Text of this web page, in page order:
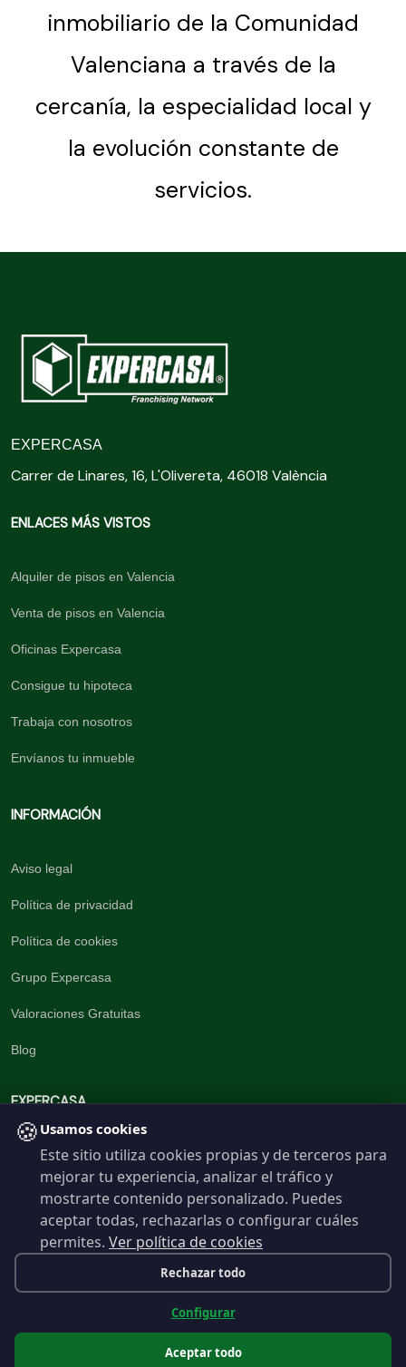
inmobiliario de la Comunidad
Valenciana a través de la
cercanía, la especialidad local y
la evolución constante de
servicios.
EXPERCASA
Carrer de Linares, 16, L'Olivereta, 46018 València
ENLACES MÁS VISTOS
Alquiler de pisos en Valencia
Venta de pisos en Valencia
Oficinas Expercasa
Consigue tu hipoteca
Trabaja con nosotros
Envíanos tu inmueble
INFORMACIÓN
Aviso legal
Política de privacidad
Política de cookies
Grupo Expercasa
Valoraciones Gratuitas
Blog
EXPERCASA
La inmobiliaria del Barrio
960 191 537
Contáctanos
🍪 Usamos cookies
Este sitio utiliza cookies propias y de terceros para
mejorar tu experiencia, analizar el tráfico y
mostrarte contenido personalizado. Puedes
aceptar todas, rechazarlas o configurar cuáles
permites. Ver política de cookies
Rechazar todo
Configurar
Aceptar todo